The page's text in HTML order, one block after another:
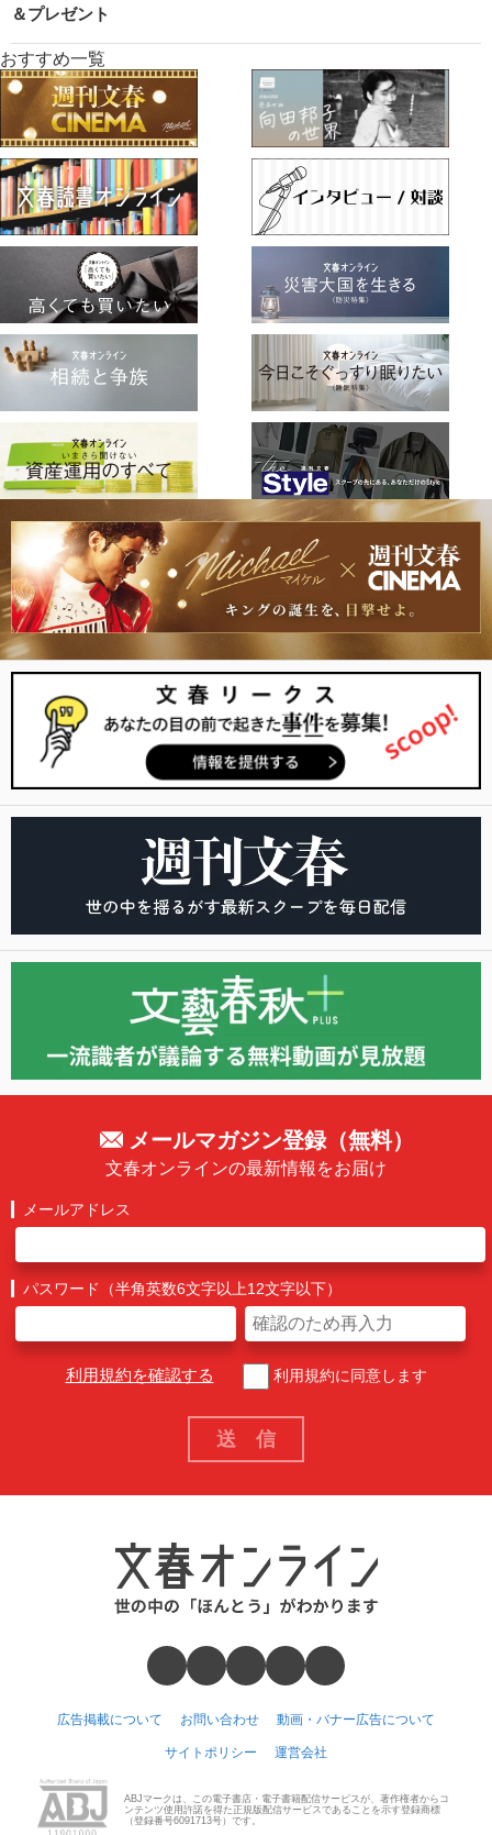
＆プレゼント
おすすめ一覧
メールマガジン登録（無料）
文春オンラインの最新情報をお届け
メールアドレス
パスワード（半角英数6文字以上12文字以下）
利用規約を確認する 利用規約に同意します
広告掲載について お問い合わせ 動画・バナー広告について
サイトポリシー 運営会社
ABJマークは、この電子書店・電子書籍配信サービスが、著作権者からコ
ンテンツ使用許諾を得た正規版配信サービスであることを示す登録商標
（登録番号6091713号）です。